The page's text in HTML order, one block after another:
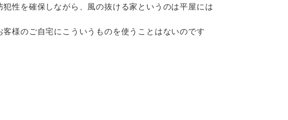
犯性を確保しながら、風の抜ける家というのは平屋には
様のご自宅にこういうものを使うことはないのです